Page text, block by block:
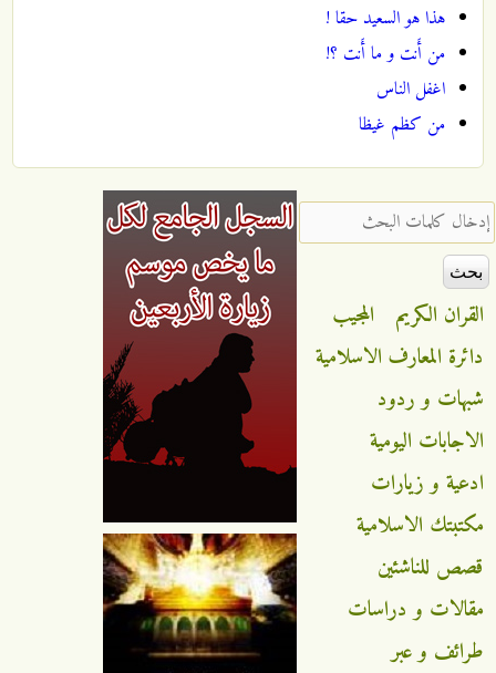
هذا هو السعيد حقا !
من أَنت و ما أَنت ؟!
اغفل الناس
من كظم غيظا
‏إدخال كلمات البحث ‏
القران الكريم
المجيب
دائرة المعارف الاسلامية
شبهات و ردود
الاجابات اليومية
ادعية و زيارات
مكتبتك الاسلامية
قصص للناشئين
مقالات و دراسات
طرائف و عبر